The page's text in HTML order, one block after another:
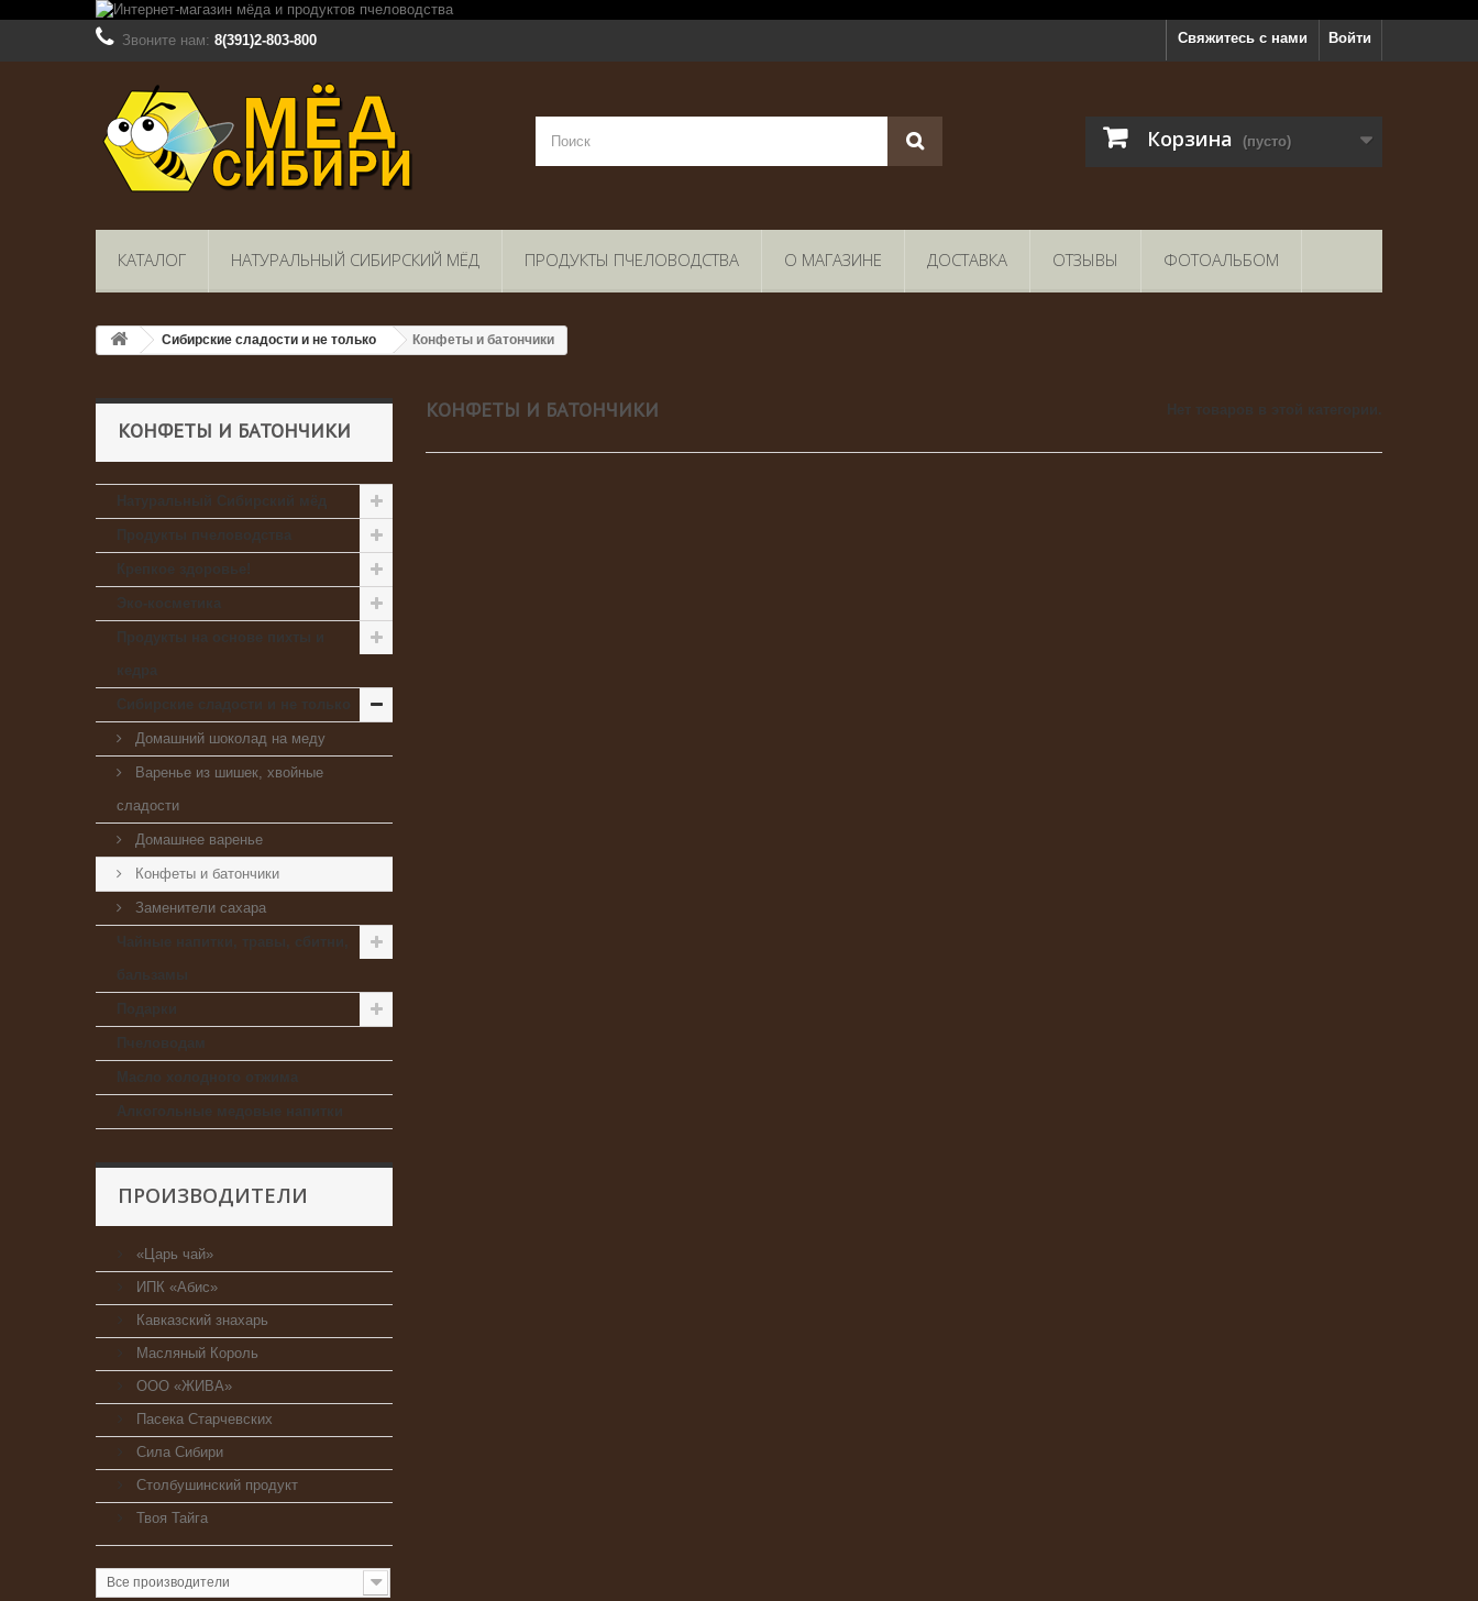
Войти
Свяжитесь с нами
Звоните нам: 8(391)2-803-800
Корзина (пусто)
КАТАЛОГ НАТУРАЛЬНЫЙ СИБИРСКИЙ МЁД ПРОДУКТЫ ПЧЕЛОВОДСТВА О МАГАЗИНЕ ДОСТАВКА ОТЗЫВЫ ФОТОАЛЬБОМ
Сибирские сладости и не только Конфеты и батончики
КОНФЕТЫ И БАТОНЧИКИ
Крепкое здоровье!
Эко-косметика
Домашний шоколад на меду
Варенье из шишек, хвойные
сладости
Домашнее варенье
Конфеты и батончики
Заменители сахара
Масло холодного отжима
Алкогольные медовые напитки
ПРОИЗВОДИТЕЛИ
«Царь чай»
ИПК «Абис»
Кавказский знахарь
Масляный Король
ООО «ЖИВА»
Пасека Старчевских
Сила Сибири
Столбушинский продукт
Твоя Тайга
Все производители
КОНФЕТЫ И БАТОНЧИКИ